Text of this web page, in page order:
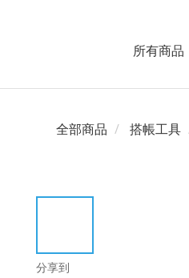
所有商品
全部商品 搭帳工具
分享到